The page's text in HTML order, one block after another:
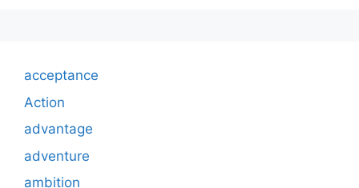
acceptance
Action
advantage
adventure
ambition